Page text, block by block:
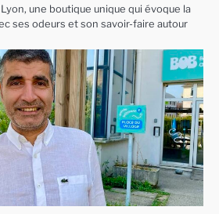
une boutique unique qui évoque la
ses odeurs et son savoir-faire autour